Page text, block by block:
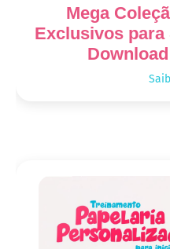
Mega
Exclusivos